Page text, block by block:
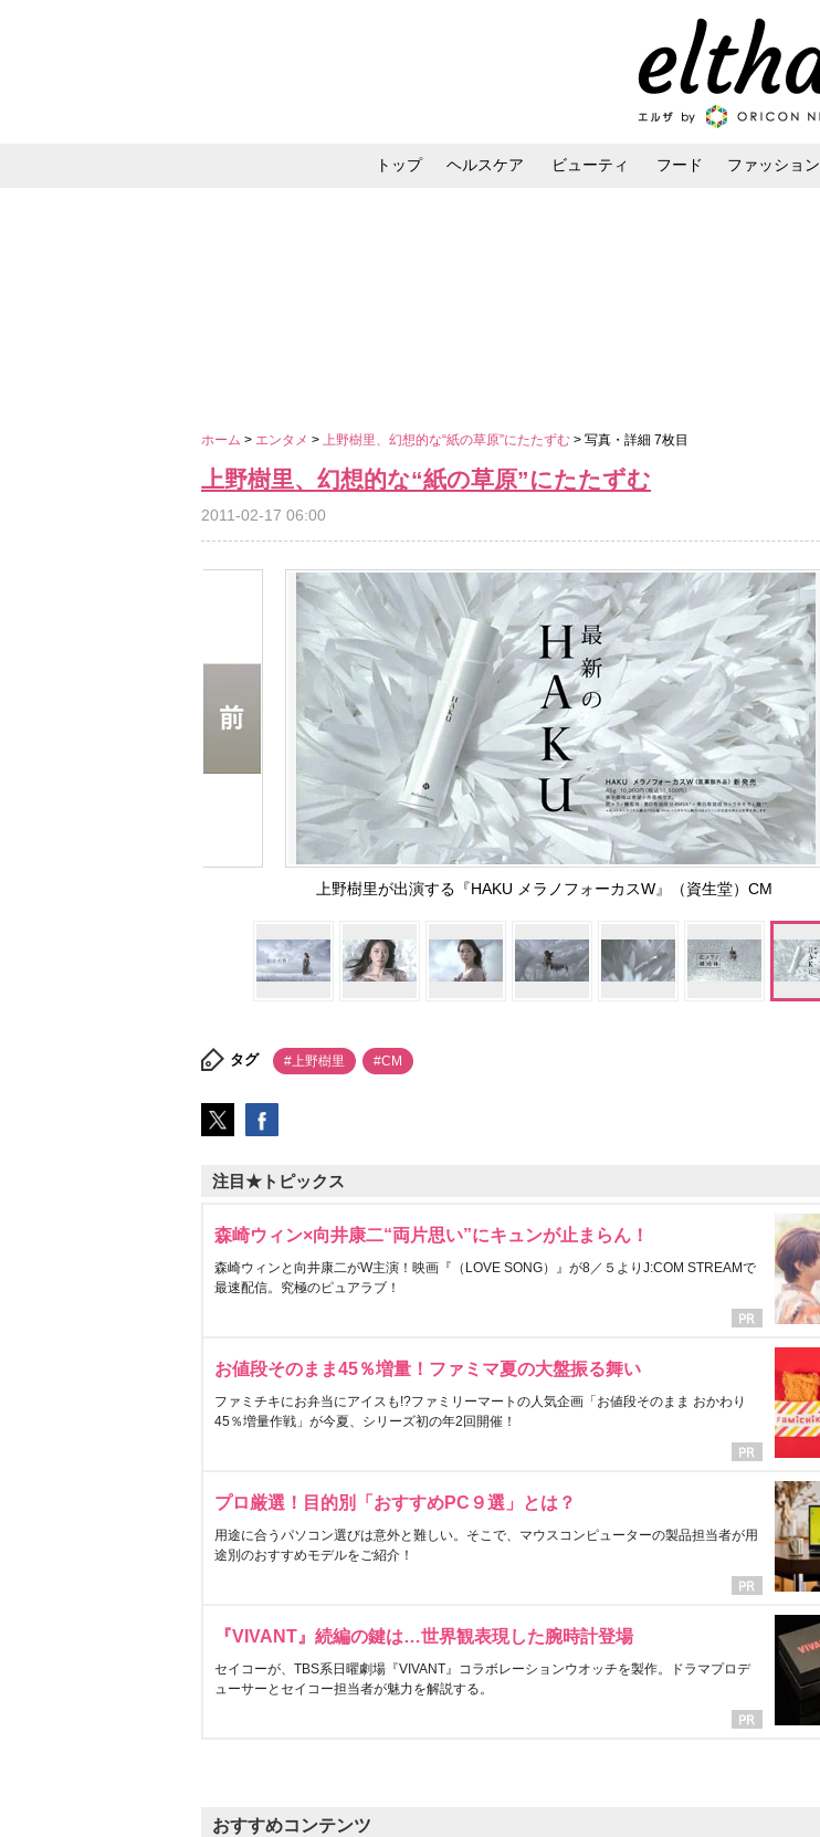
トップ ヘルスケア ビューティ フード ファッション
ホーム > エンタメ > 上野樹里、幻想的な“紙の草原”にたたずむ > 写真・詳細 7枚目
上野樹里、幻想的な“紙の草原”にたたずむ
2011-02-17 06:00
上野樹里が出演する『HAKU メラノフォーカスW』（資生堂）CM
タグ #上野樹里 #CM
注目★トピックス
森崎ウィン×向井康二“両片思い”にキュンが止まらん！
森崎ウィンと向井康二がW主演！映画『（LOVE SONG）』が8／５よりJ:COM STREAMで
最速配信。究極のピュアラブ！
お値段そのまま45％増量！ファミマ夏の大盤振る舞い
ファミチキにお弁当にアイスも!?ファミリーマートの人気企画「お値段そのまま おかわり
45％増量作戦」が今夏、シリーズ初の年2回開催！
プロ厳選！目的別「おすすめPC９選」とは？
用途に合うパソコン選びは意外と難しい。そこで、マウスコンピューターの製品担当者が用
途別のおすすめモデルをご紹介！
『VIVANT』続編の鍵は…世界観表現した腕時計登場
セイコーが、TBS系日曜劇場『VIVANT』コラボレーションウオッチを製作。ドラマプロデ
ューサーとセイコー担当者が魅力を解説する。
おすすめコンテンツ